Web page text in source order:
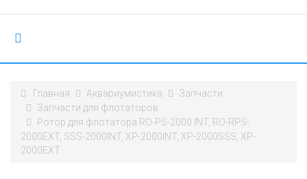
Главная Аквариумистика
Запчасти
Запчасти для флотаторов
Ротор для флотатора RO-PS-2000 INT, RO-RPS-
2000EXT, SSS-2000INT, XP-2000INT, XP-2000SSS, XP-
2000EXT